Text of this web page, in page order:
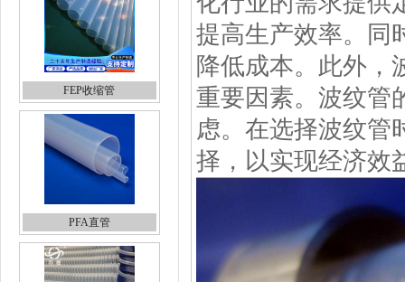
FEP收缩管
PFA直管
提高生产效率。同
降低成本。此外，
重要因素。波纹管
虑。在选择波纹管
择，以实现经济效